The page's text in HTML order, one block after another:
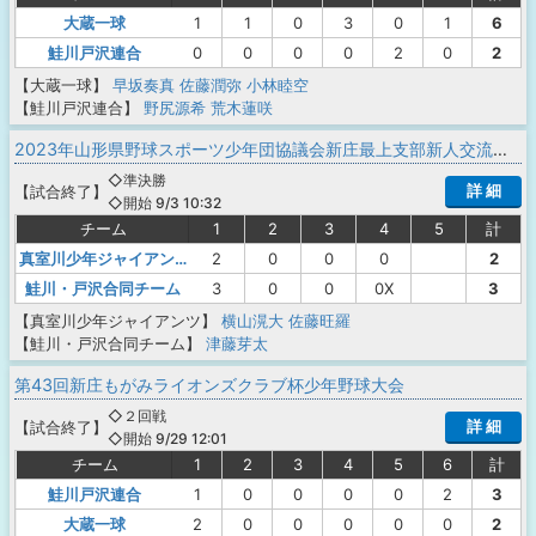
大蔵一球
1 1 0 3 0 1
6
鮭川戸沢連合
0 0 0 0 2 0
2
【大蔵一球】
早坂奏真 佐藤潤弥 小林睦空
【鮭川戸沢連合】
野尻源希 荒木蓮咲
2023年山形県野球スポーツ少年団協議会新庄最上支部新人交流大会
【試合終了 】
◇準決勝
◇開始 9/3 10:32
詳 細
チーム 1 2 3 4 5
計
真室川少年ジャイアンツ
2 0 0 0
2
鮭川・戸沢合同チーム
3 0 0 0X
3
【真室川少年ジャイアンツ】
横山滉大 佐藤旺羅
【鮭川・戸沢合同チーム】
津藤芽太
第43回新庄もがみライオンズクラブ杯少年野球大会
【試合終了 】
◇２回戦
◇開始 9/29 12:01
詳 細
チーム 1 2 3 4 5 6
計
鮭川戸沢連合
1 0 0 0 0 2
3
大蔵一球
2 0 0 0 0 0 2